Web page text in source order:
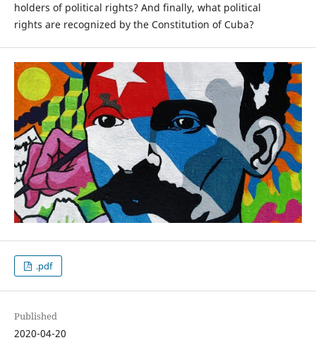
holders of political rights? And finally, what political
rights are recognized by the Constitution of Cuba?
.pdf
Published
2020-04-20